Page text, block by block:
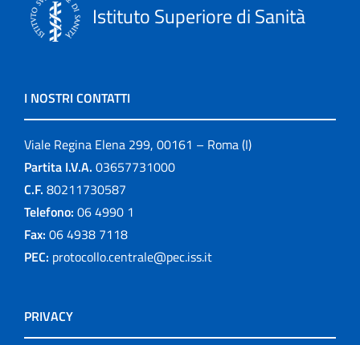
Istituto Superiore di Sanità
I NOSTRI CONTATTI
Viale Regina Elena 299, 00161 – Roma (I)
Partita I.V.A. 03657731000
C.F. 80211730587
Telefono: 06 4990 1
Fax: 06 4938 7118
PEC: protocollo.centrale@pec.iss.it
PRIVACY